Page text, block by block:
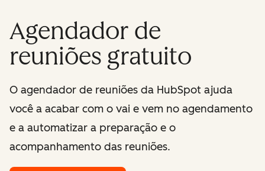
Agendador de
reuniões gratuito
O agendador de reuniões da HubSpot ajuda
você a acabar com o vai e vem no agendamento
e a automatizar a preparação e o
acompanhamento das reuniões.